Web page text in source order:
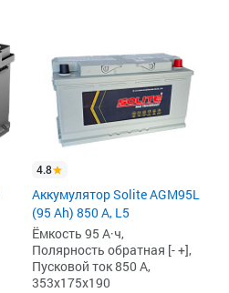
4.8
Аккумулятор Solite AGM95L
(95 Ah) 850 А, L5
Ёмкость 95 А·ч,
Полярность обратная [- +],
Пусковой ток 850 А,
353x175x190